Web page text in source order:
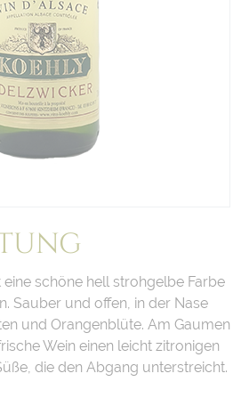
schöne hell strohgelbe Farbe
Sauber und offen, in der Nase
und Orangenblüte. Am Gaumen
Wein einen leicht zitronigen
die den Abgang unterstreicht.